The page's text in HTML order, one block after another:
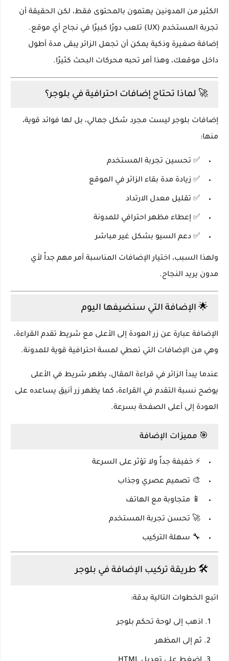
الكثير من المدونين يهتمون بالمحتوى فقط، لكن الحقيقة أن
تجربة المستخدم (UX) تلعب دورًا كبيرًا في نجاح أي موقع.
إضافة صغيرة وذكية يمكن أن تجعل الزائر يبقى مدة أطول
داخل موقعك، وهذا أمر تحبه محركات البحث كثيرًا.
🚀 لماذا تحتاج إضافات احترافية في بلوجر؟
إضافات بلوجر ليست مجرد شكل جمالي، بل لها فوائد قوية،
منها:
✅ تحسين تجربة المستخدم
✅ زيادة مدة بقاء الزائر في الموقع
✅ تقليل معدل الارتداد
✅ إعطاء مظهر احترافي للمدونة
✅ دعم السيو بشكل غير مباشر
ولهذا السبب، اختيار الإضافات المناسبة أمر مهم جداً لأي
مدون يريد النجاح.
🌟 الإضافة التي سنضيفها اليوم
الإضافة عبارة عن زر العودة إلى الأعلى مع شريط تقدم القراءة،
وهي من الإضافات التي تعطي لمسة احترافية قوية للمدونة.
عندما يبدأ الزائر في قراءة المقال، يظهر شريط في الأعلى
يوضح نسبة التقدم في القراءة، كما يظهر زر أنيق يساعده على
العودة إلى أعلى الصفحة بسرعة.
🎯 مميزات الإضافة
⚡ خفيفة جداً ولا تؤثر على السرعة
🎨 تصميم عصري وجذاب
📱 متجاوبة مع الهاتف
🚀 تحسن تجربة المستخدم
🔧 سهلة التركيب
🛠️ طريقة تركيب الإضافة في بلوجر
اتبع الخطوات التالية بدقة:
اذهب إلى لوحة تحكم بلوجر
ثم إلى المظهر